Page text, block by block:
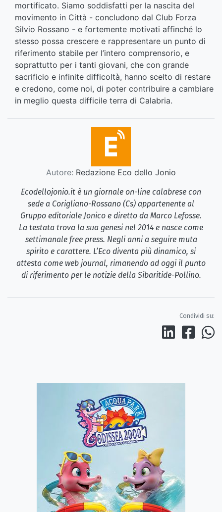
mortificato. Siamo soddisfatti per la nascita del
movimento in Città - concludono dal Club Forza
Silvio Rossano - e fortemente motivati affinché lo
stesso possa crescere e rappresentare un punto di
riferimento stabile per l’intero comprensorio, e
soprattutto per i tanti giovani, che con grande
sacrificio e infinite difficoltà, hanno scelto di restare
e credono, come noi, di poter contribuire a cambiare
in meglio questa difficile terra di Calabria.
Autore: Redazione Eco dello Jonio
Ecodellojonio.it è un giornale on-line calabrese con
sede a Corigliano-Rossano (Cs) appartenente al
Gruppo editoriale Jonico e diretto da Marco Lefosse.
La testata trova la sua genesi nel 2014 e nasce come
settimanale free press. Negli anni a seguire muta
spirito e carattere. L’Eco diventa più dinamico, si
attesta come web journal, rimanendo ad oggi il punto
di riferimento per le notizie della Sibaritide-Pollino.
Condividi su: